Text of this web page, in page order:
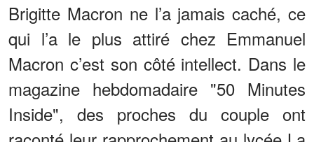
Brigitte Macron ne l’a jamais caché, ce
qui l’a le plus attiré chez Emmanuel
Macron c’est son côté intellect. Dans le
magazine hebdomadaire "50 Minutes
Inside", des proches du couple ont